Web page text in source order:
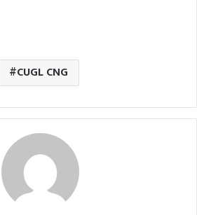
CUGL CNG